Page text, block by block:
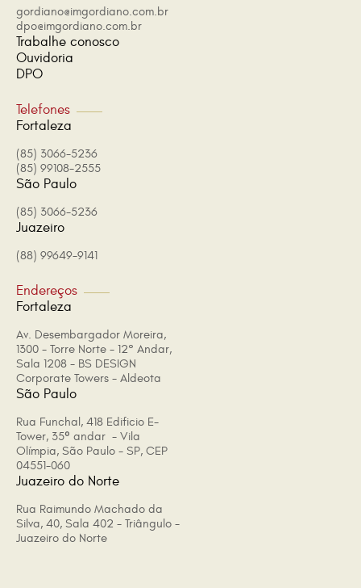
gordiano@imgordiano.com.br
dpo@imgordiano.com.br
Trabalhe conosco
Ouvidoria
DPO
Telefones
Fortaleza
(85) 3066-5236
(85) 99108-2555
São Paulo
(85) 3066-5236
Juazeiro
(88) 99649-9141
Endereços
Fortaleza
Av. Desembargador Moreira,
1300 - Torre Norte - 12° Andar,
Sala 1208 - BS DESIGN
Corporate Towers - Aldeota
São Paulo
Rua Funchal, 418 Edificio E-
Tower, 35º andar - Vila
Olímpia, São Paulo - SP, CEP
04551-060
Juazeiro do Norte
Rua Raimundo Machado da
Silva, 40, Sala 402 - Triângulo -
Juazeiro do Norte